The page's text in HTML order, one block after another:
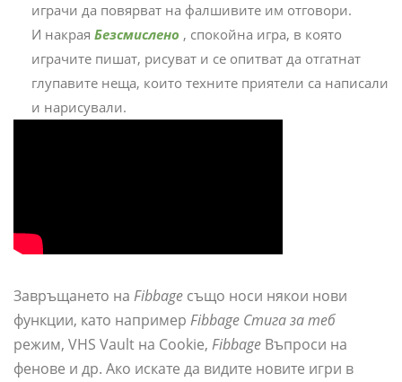
играчи да повярват на фалшивите им отговори.
И накрая Безсмислено , спокойна игра, в която
играчите пишат, рисуват и се опитват да отгатнат
глупавите неща, които техните приятели са написали
и нарисували.
Завръщането на Fibbage също носи някои нови
функции, като например Fibbage Стига за теб
режим, VHS Vault на Cookie, Fibbage Въпроси на
фенове и др. Ако искате да видите новите игри в